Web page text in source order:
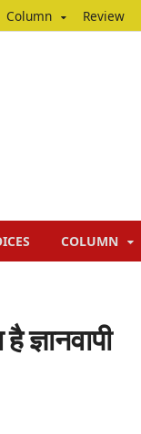
Column Review
COLUMN